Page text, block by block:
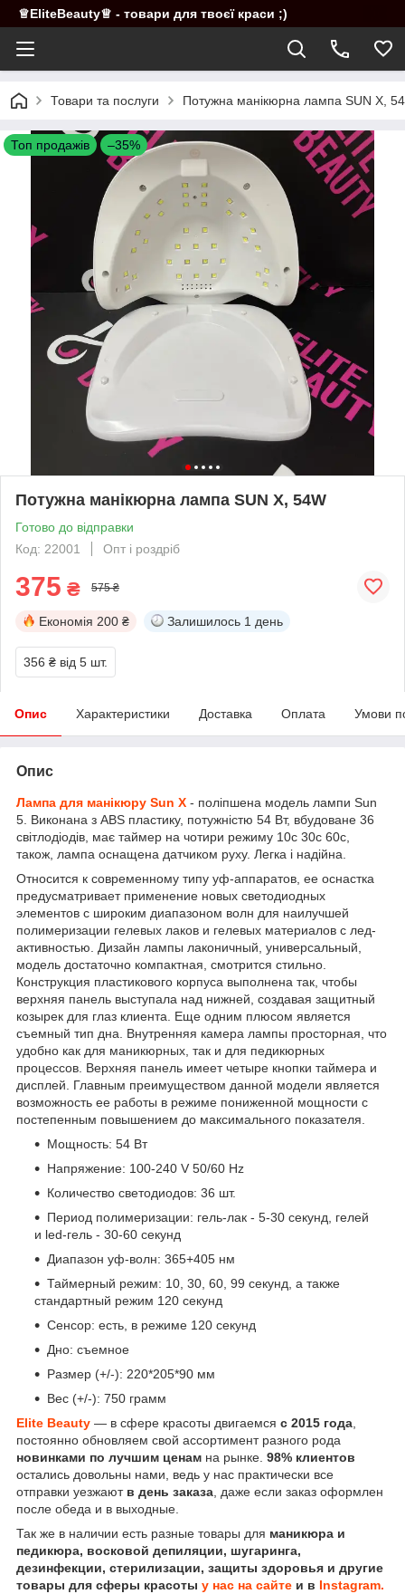
♕EliteBeauty♕ - товари для твоєї краси ;)
Товари та послуги Потужна манікюрна лампа SUN X,
Топ продажів –35%
Потужна манікюрна лампа SUN X, 54W
Готово до відправки
Код: 22001
Опт і роздріб
375 ₴ 575 ₴
Економія 200 ₴ Залишилось 1 день
356 ₴ від 5 шт.
Опис Характеристики Доставка Оплата Умови
Опис
Лампа для манікюру Sun X - поліпшена модель лампи Sun
5. Виконана з ABS пластику, потужністю 54 Вт, вбудоване 36
світлодіодів, має таймер на чотири режиму 10с 30с 60с,
також, лампа оснащена датчиком руху. Легка і надійна.
Относится к современному типу уф-аппаратов, ее оснастка
предусматривает применение новых светодиодных
элементов с широким диапазоном волн для наилучшей
полимеризации гелевых лаков и гелевых материалов с лед-
активностью. Дизайн лампы лаконичный, универсальный,
модель достаточно компактная, смотрится стильно.
Конструкция пластикового корпуса выполнена так, чтобы
верхняя панель выступала над нижней, создавая защитный
козырек для глаз клиента. Еще одним плюсом является
съемный тип дна. Внутренняя камера лампы просторная, что
удобно как для маникюрных, так и для педикюрных
процессов. Верхняя панель имеет четыре кнопки таймера и
дисплей. Главным преимуществом данной модели является
возможность ее работы в режиме пониженной мощности с
постепенным повышением до максимального показателя.
Мощность: 54 Вт
Напряжение: 100-240 V 50/60 Hz
Количество светодиодов: 36 шт.
Период полимеризации: гель-лак - 5-30 секунд, гелей
и led-гель - 30-60 секунд
Диапазон уф-волн: 365+405 нм
Таймерный режим: 10, 30, 60, 99 секунд, а также
стандартный режим 120 секунд
Сенсор: есть, в режиме 120 секунд
Дно: съемное
Размер (+/-): 220*205*90 мм
Вес (+/-): 750 грамм
Elite Beauty — в сфере красоты двигаемся с 2015 года
постоянно обновляем свой ассортимент разного рода
новинками по лучшим ценам на рынке. 98% клиентов
остались довольны нами, ведь у нас практически все
отправки уезжают в день заказа , даже если заказ оформлен
после обеда и в выходные.
Так же в наличии есть разные товары для маникюра и
педикюра, восковой депиляции, шугаринга,
дезинфекции, стерилизации, защиты здоровья и другие
товары для сферы красоты у нас на сайте и в Instagram.